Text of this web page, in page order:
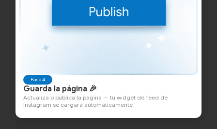
Paso 4
Guarda la página 🎉
Actualiza o publica la página — tu widget de feed de
Instagram se cargará automáticamente